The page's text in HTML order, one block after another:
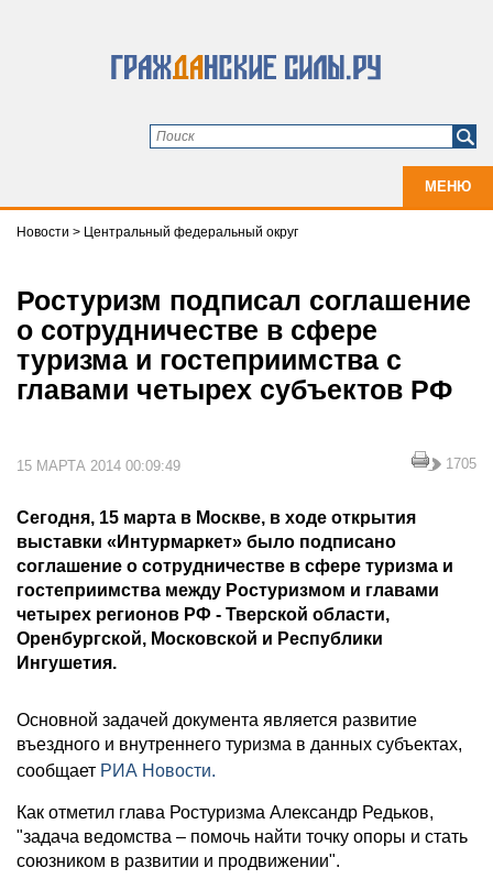
МЕНЮ
Новости > Центральный федеральный округ
Ростуризм подписал соглашение
о сотрудничестве в сфере
туризма и гостеприимства с
главами четырех субъектов РФ
15 МАРТА 2014 00:09:49 1705
Сегодня, 15 марта в Москве, в ходе открытия
выставки «Интурмаркет» было подписано
соглашение о сотрудничестве в сфере туризма и
гостеприимства между Ростуризмом и главами
четырех регионов РФ - Тверской области,
Оренбургской, Московской и Республики
Ингушетия.
Основной задачей документа является развитие
въездного и внутреннего туризма в данных субъектах,
сообщает РИА Новости.
Как отметил глава Ростуризма Александр Редьков,
"задача ведомства – помочь найти точку опоры и стать
союзником в развитии и продвижении".